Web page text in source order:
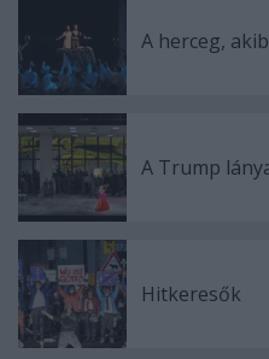
A herceg,
A Trump
Hitkeresők